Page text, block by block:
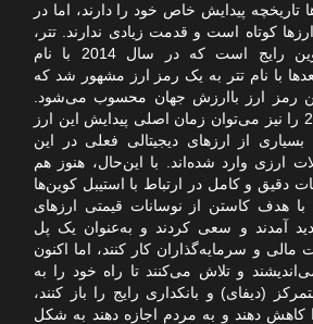
تاریخچه پیدایش خاص خود را دارند، اما در
کوتاه است و قدمت زیادی ندارند. تتر،
بزرگ‌ترین استیبل کوین رایج است که در سال 2014 با نام
با نام تتر به یک رمز ارز مشهور شد که
رمز ارز باارزش جهان محسوب می‌شود.
سال‌های 2017 و 2018 را نیز می‌توان زمان اصلی پیدایش این ارز
از ارزهای دیجیتالی فعلی در این
ارزی وارد شده‌اند. با این‌حال، هنوز هم
دقیق و کامل در ارتباط با استیبل کوین‌ها
با هدف کاستن از نوسانات قیمتی ارزهای
آمدند و سعی کردند و به‌عنوان یک پل
و سرمایه‌گذاران کار کنند، اما اکنون
و تلاش می‌کنند تا راه خود را به
(دیفای) و بانکداری رایج را باز کنند،
کاهش دهند و به مردم اجازه دهند به شکل